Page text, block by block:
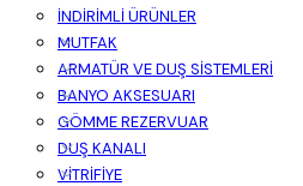
İNDİRİMLİ ÜRÜNLER
MUTFAK
ARMATÜR VE DUŞ SİSTEMLERİ
BANYO AKSESUARI
GÖMME REZERVUAR
DUŞ KANALI
VİTRİFİYE